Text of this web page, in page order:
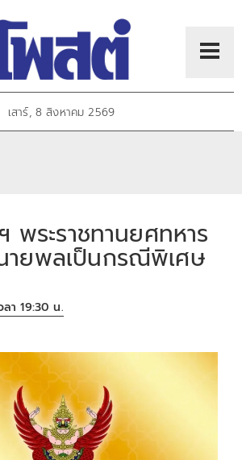
เสาร์, 8 สิงหาคม 2569
พระราชทานยศทหาร
ายพลเป็นกรณีพิเศษ
า 19:30 น.